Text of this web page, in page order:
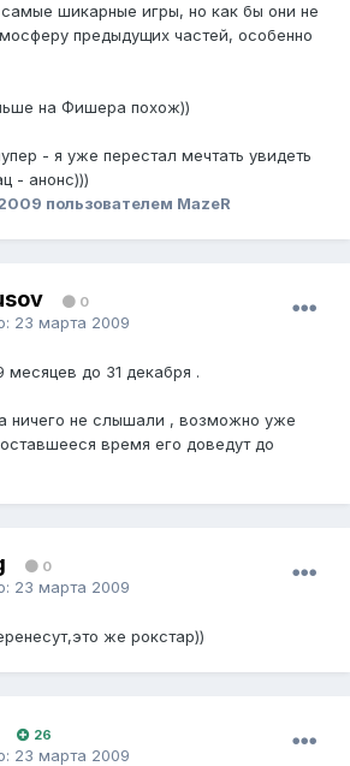
шикарные игры, но как бы они не
предыдущих частей, особенно
на Фишера похож))
- я уже перестал мечтать увидеть
- анонс)))
пользователем MazeR
0
23 марта 2009
месяцев до 31 декабря .
ничего не слышали , возможно уже
время его доведут до
0
23 марта 2009
же рокстар))
26
23 марта 2009